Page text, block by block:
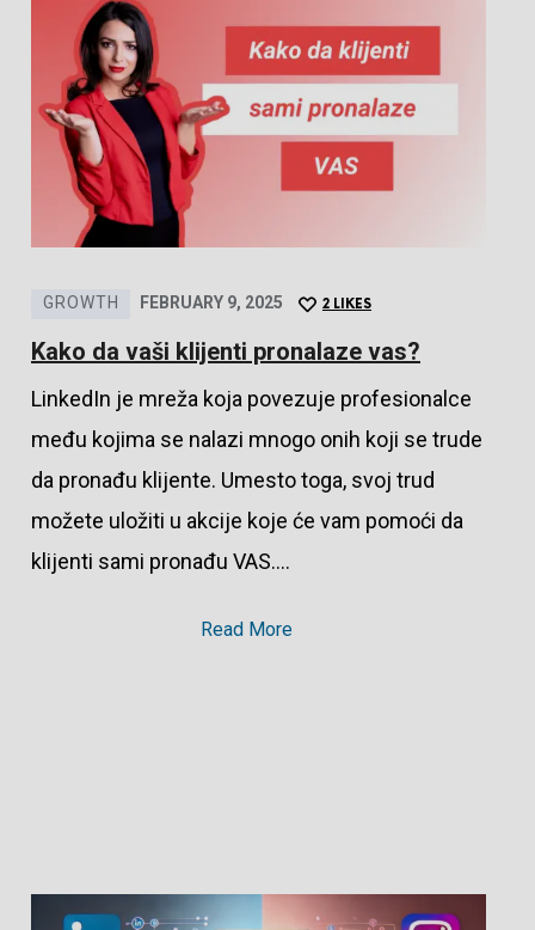
Kako da vaši klijenti pronalaze vas?
GROWTH FEBRUARY 9, 2025 2 LIKES
LinkedIn je mreža koja povezuje profesionalce
među kojima se nalazi mnogo onih koji se trude
da pronađu klijente. Umesto toga, svoj trud
možete uložiti u akcije koje će vam pomoći da
klijenti sami pronađu VAS….
Read More